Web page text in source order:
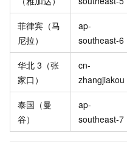
菲律宾（马
尼拉）
ap-
southeast-6
华北 3（张
家口）
cn-
zhangjiakou
泰国（曼
谷）
ap-
southeast-7